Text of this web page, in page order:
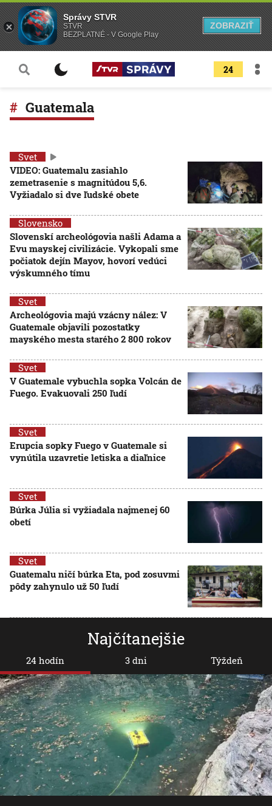
24
Guatemala
Svet
VIDEO: Guatemalu zasiahlo
zemetrasenie s magnitúdou 5,6.
Vyžiadalo si dve ľudské obete
Slovensko
Slovenskí archeológovia našli Adama a
Evu mayskej civilizácie. Vykopali sme
počiatok dejín Mayov, hovorí vedúci
výskumného tímu
Svet
Archeológovia majú vzácny nález: V
Guatemale objavili pozostatky
mayského mesta starého 2 800 rokov
Svet
V Guatemale vybuchla sopka Volcán de
Fuego. Evakuovali 250 ľudí
Svet
Erupcia sopky Fuego v Guatemale si
vynútila uzavretie letiska a diaľnice
Svet
Búrka Júlia si vyžiadala najmenej 60
obetí
Svet
Guatemalu ničí búrka Eta, pod zosuvmi
pôdy zahynulo už 50 ľudí
Najčítanejšie
24 hodín 3 dni Týždeň
Správy STVR
STVR
BEZPLATNÉ - V Google Play
ZOBRAZIŤ